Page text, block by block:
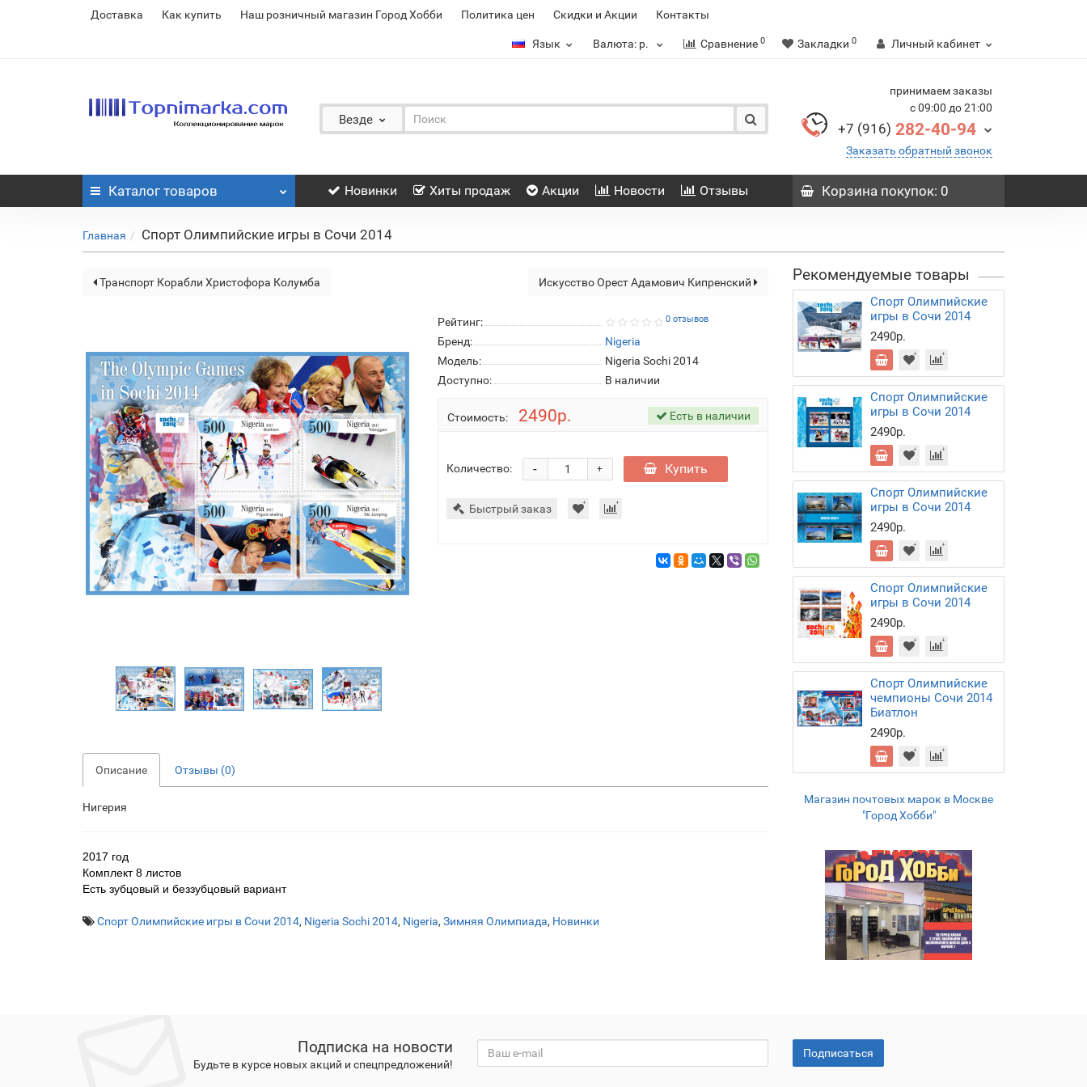
Доставка Как купить Наш розничный магазин Город Хобби Политика цен Скидки и Акции Контакты
Язык Валюта: р. Сравнение 0 Закладки 0 Личный кабинет
Везде
принимаем заказы
с 09:00 до 21:00
+7 (916) 282-40-94
Заказать обратный звонок
Каталог товаров Новинки Хиты продаж Акции Новости Отзывы Корзинапокупок: 0
Главная Спорт Олимпийские игры в Сочи 2014
Транспорт Корабли Христофора Колумба Искусство Орест Адамович Кипренский
Рейтинг: 0 отзывов
Бренд:
Nigeria
Модель:
Nigeria Sochi 2014
Доступно:
В наличии
Стоимость: 2490р. Есть в наличии
Количество: +
- Купить
Быстрый заказ
Описание Отзывы (0)
Нигерия
2017 год
Комплект 8 листов
Есть зубцовый и беззубцовый вариант
Спорт Олимпийские игры в Сочи 2014, Nigeria Sochi 2014, Nigeria, Зимняя Олимпиада, Новинки
Рекомендуемые товары
Спорт Олимпийские
игры в Сочи 2014
2490р.
Спорт Олимпийские
игры в Сочи 2014
2490р.
Спорт Олимпийские
игры в Сочи 2014
2490р.
Спорт Олимпийские
игры в Сочи 2014
2490р.
Спорт Олимпийские
чемпионы Сочи 2014
Биатлон
2490р.
Магазин почтовых марок в Москве
"Город Хобби"
Подписка на новости
Будьте в курсе новых акций и спецпредложений!
Подписаться